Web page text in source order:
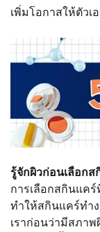
เพิ่มโอกาสให้ตัวเ
รู้จักผิวก่อนเลือก
การเลือกสกินแค
ทำให้สกินแคร์ทำง
เราก่อนว่ามีสภาพ